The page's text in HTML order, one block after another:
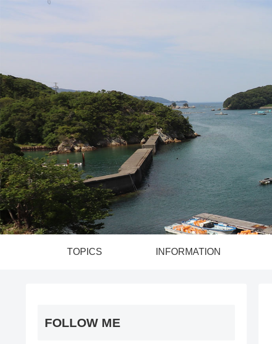
TOPICS INFORMATION
FOLLOW ME